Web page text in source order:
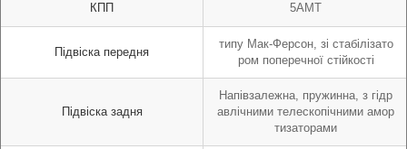
КПП
Підвіска передня
Підвіска задня
5AMT
типу Мак-Ферсон, зі стабілізато
ром поперечної стійкості
Напівзалежна, пружинна, з гідр
авлічними телескопічними амор
тизаторами